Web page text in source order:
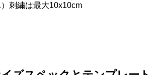
刺繍は最大10x10cm